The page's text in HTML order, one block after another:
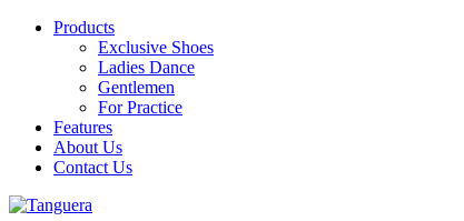
Products
Exclusive Shoes
Ladies Dance
Gentlemen
For Practice
Features
About Us
Contact Us